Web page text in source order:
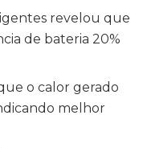
revelou que
de bateria 20%
o calor gerado
melhor